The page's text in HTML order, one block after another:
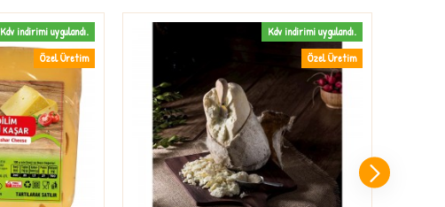
Özel Üretim
Kdv indirimi uygulandı.
Özel Üretim
Kdv indirimi uygulandı.